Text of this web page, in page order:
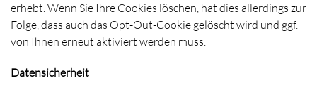
erhebt. Wenn Sie Ihre Cookies löschen, hat dies allerdings zur
Folge, dass auch das Opt-Out-Cookie gelöscht wird und ggf.
von Ihnen erneut aktiviert werden muss.
Datensicherheit